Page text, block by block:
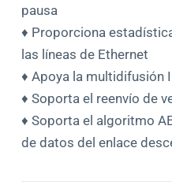
pausa
♦ Proporciona
las líneas de Ethernet
♦ Apoya la multidifusión
♦ Soporta el reenvío de
♦ Soporta el algoritmo
de datos del enlace